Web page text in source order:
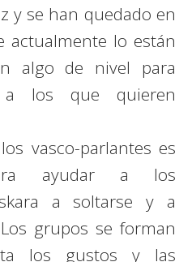
y se han quedado en
actualmente lo están
algo de nivel para
los que quieren
vasco-parlantes es
ayudar a los
a soltarse y a
grupos se forman
los gustos y las